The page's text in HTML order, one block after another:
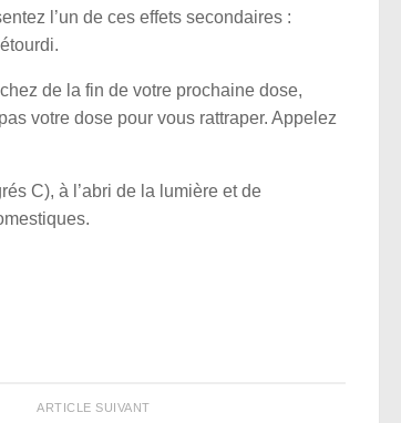
l’un de ces effets secondaires :
de la fin de votre prochaine dose,
votre dose pour vous rattraper. Appelez
C), à l’abri de la lumière et de
ARTICLE SUIVANT